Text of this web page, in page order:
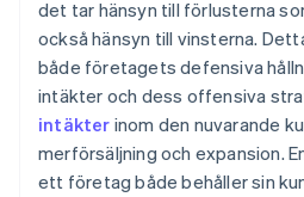
det tar hänsyn till förlusterna
också hänsyn till vinsterna.
både företagets defensiva
intäkter och dess offensiva
intäkter inom den nuvarande
merförsäljning och expansion.
ett företag både behåller sin